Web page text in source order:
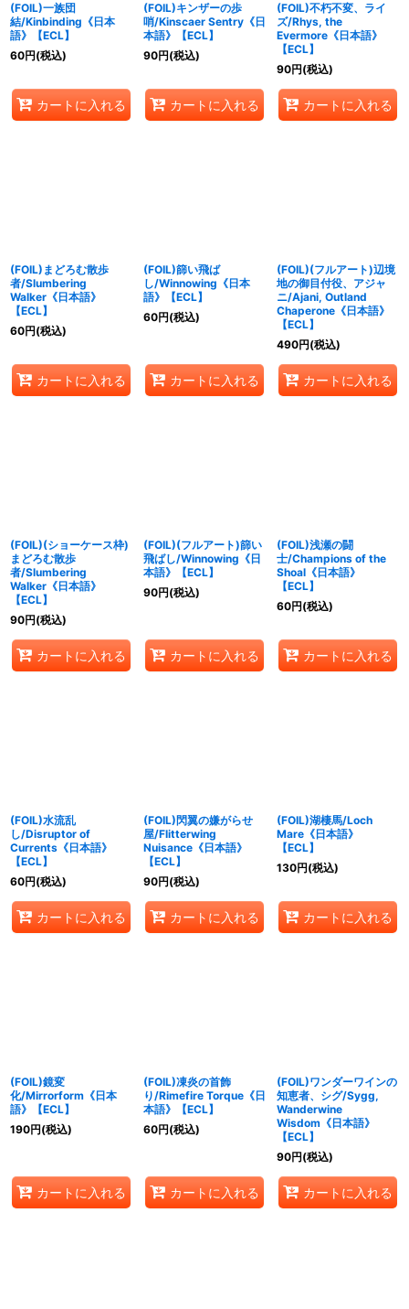
(FOIL)一族団
結/Kinbinding《日本
語》【ECL】
60円(税込)
カートに入れる
(FOIL)キンザーの歩
哨/Kinscaer Sentry《日
本語》【ECL】
90円(税込)
カートに入れる
(FOIL)不朽不変、ライ
ズ/Rhys, the
Evermore《日本語》
【ECL】
90円(税込)
カートに入れる
(FOIL)まどろむ散歩
者/Slumbering
Walker《日本語》
【ECL】
60円(税込)
カートに入れる
(FOIL)篩い飛ば
し/Winnowing《日本
語》【ECL】
60円(税込)
カートに入れる
(FOIL)(フルアート)辺境
地の御目付役、アジャ
ニ/Ajani, Outland
Chaperone《日本語》
【ECL】
490円(税込)
カートに入れる
(FOIL)(ショーケース枠)
まどろむ散歩
者/Slumbering
Walker《日本語》
【ECL】
90円(税込)
カートに入れる
(FOIL)(フルアート)篩い
飛ばし/Winnowing《日
本語》【ECL】
90円(税込)
カートに入れる
(FOIL)浅瀬の闘
士/Champions of the
Shoal《日本語》
【ECL】
60円(税込)
カートに入れる
(FOIL)水流乱
し/Disruptor of
Currents《日本語》
【ECL】
60円(税込)
カートに入れる
(FOIL)閃翼の嫌がらせ
屋/Flitterwing
Nuisance《日本語》
【ECL】
90円(税込)
カートに入れる
(FOIL)湖棲馬/Loch
Mare《日本語》
【ECL】
130円(税込)
カートに入れる
(FOIL)鏡変
化/Mirrorform《日本
語》【ECL】
190円(税込)
カートに入れる
(FOIL)凍炎の首飾
り/Rimefire Torque《日
本語》【ECL】
60円(税込)
カートに入れる
(FOIL)ワンダーワインの
知恵者、シグ/Sygg,
Wanderwine
Wisdom《日本語》
【ECL】
90円(税込)
カートに入れる